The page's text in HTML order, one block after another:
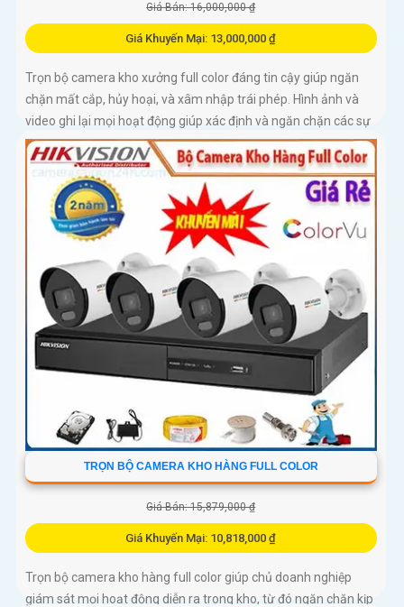
Giá Bán: 16,000,000 ₫
Giá Khuyến Mại: 13,000,000 ₫
Trọn bộ camera kho xưởng full color đáng tin cậy giúp ngăn
chặn mất cắp, hủy hoại, và xâm nhập trái phép. Hình ảnh và
video ghi lại mọi hoạt động giúp xác định và ngăn chặn các sự
cố an ninh một cách kịp thời
TRỌN BỘ CAMERA KHO HÀNG FULL COLOR
Giá Bán: 15,879,000 ₫
Giá Khuyến Mại: 10,818,000 ₫
Trọn bộ camera kho hàng full color giúp chủ doanh nghiệp
giám sát mọi hoạt động diễn ra trong kho, từ đó ngăn chặn kịp